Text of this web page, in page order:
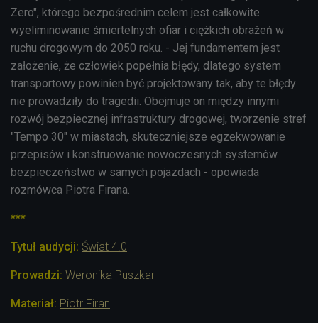
Zero", którego bezpośrednim celem jest całkowite
wyeliminowanie śmiertelnych ofiar i ciężkich obrażeń w
ruchu drogowym do 2050 roku. - Jej fundamentem jest
założenie, że człowiek popełnia błędy, dlatego system
transportowy powinien być projektowany tak, aby te błędy
nie prowadziły do tragedii. Obejmuje on między innymi
rozwój bezpiecznej infrastruktury drogowej, tworzenie stref
"Tempo 30" w miastach, skuteczniejsze egzekwowanie
przepisów i konstruowanie nowoczesnych systemów
bezpieczeństwo w samych pojazdach - opowiada
rozmówca Piotra Firana.
***
Tytuł audycji: Świat 4.0
Prowadzi: Weronika Puszkar
Materiał: Piotr Firan